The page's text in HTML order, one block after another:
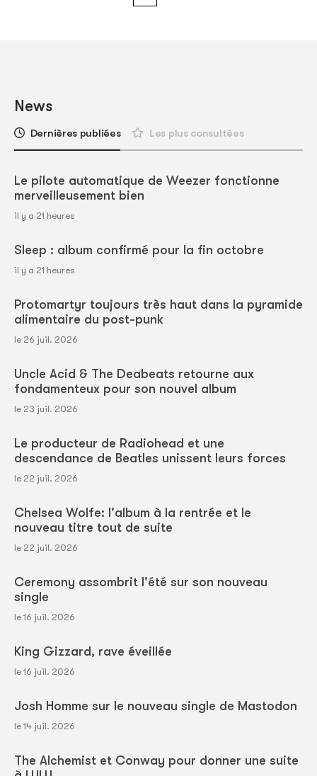
News
Dernières publiées Les plus consultées
Le pilote automatique de Weezer fonctionne
merveilleusement bien
il y a 21 heures
Sleep : album confirmé pour la fin octobre
il y a 21 heures
Protomartyr toujours très haut dans la pyramide
alimentaire du post-punk
le 26 juil. 2026
Uncle Acid & The Deabeats retourne aux
fondamenteux pour son nouvel album
le 23 juil. 2026
Le producteur de Radiohead et une
descendance de Beatles unissent leurs forces
le 22 juil. 2026
Chelsea Wolfe: l'album à la rentrée et le
nouveau titre tout de suite
le 22 juil. 2026
Ceremony assombrit l'été sur son nouveau
single
le 16 juil. 2026
King Gizzard, rave éveillée
le 16 juil. 2026
Josh Homme sur le nouveau single de Mastodon
le 14 juil. 2026
The Alchemist et Conway pour donner une suite